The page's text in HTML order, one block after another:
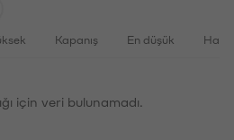
Kapanış En düşük
için veri bulunamadı.